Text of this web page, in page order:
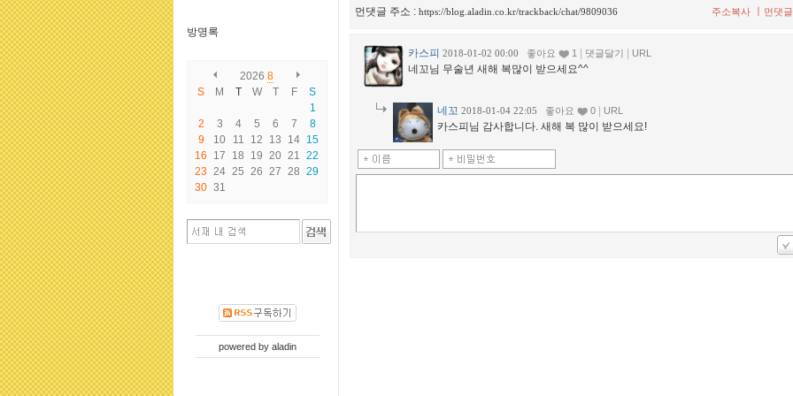
방명록
2026 8
S
M T W T F
S
1
2
3 4 5 6 7
8
9
10 11 12 13 14 15
16
17 18 19 20 21 22
23 24 25 26 27 28 29
30 31
powered by aladin
먼댓글 주소 : https://blog.aladin.co.kr/trackback/chat/9809036 먼댓
주소복사
카스피 2018-01-02 00:00 좋아요 1 댓글달기 URL
네꼬님 무술년 새해 복많이 받으세요^^
네꼬 2018-01-04 22:05 좋아요 0 URL
카스피님 감사합니다. 새해 복 많이 받으세요!